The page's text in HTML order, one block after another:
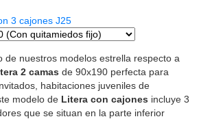
3 cajones J25
de nuestros modelos estrella respecto a
2 camas de 90x190 perfecta para
habitaciones juveniles de
modelo de Litera con cajones incluye 3
que se situan en la parte inferior